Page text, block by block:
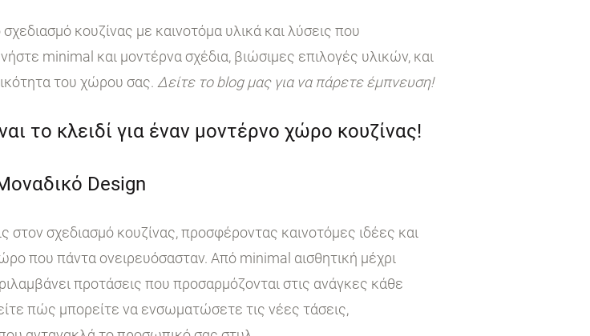
κουζίνας με καινοτόμα υλικά και λύσεις που
minimal και μοντέρνα σχέδια, βιώσιμες επιλογές υλικών, και
του χώρου σας. Δείτε το blog μας για να πάρετε έμπνευση!
το κλειδί για έναν μοντέρνο χώρο κουζίνας!
Design
στον σχεδιασμό κουζίνας, προσφέροντας καινοτόμες ιδέες και
που πάντα ονειρευόσασταν. Από minimal αισθητική μέχρι
προτάσεις που προσαρμόζονται στις ανάγκες κάθε
πώς μπορείτε να ενσωματώσετε τις νέες τάσεις,